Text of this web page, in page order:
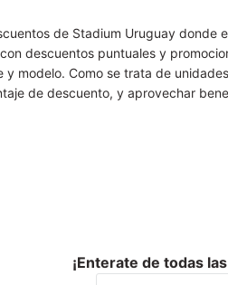
de Stadium Uruguay
descuentos puntuales y
modelo. Como se trata de
de descuento, y aprovechar
¡Enterate de todas